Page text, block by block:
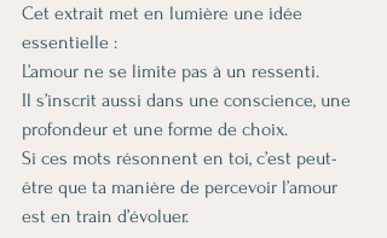
Cet extrait met en lumière une idée
essentielle :
L’amour ne se limite pas à un ressenti.
Il s’inscrit aussi dans une conscience, une
profondeur et une forme de choix.
Si ces mots résonnent en toi, c’est peut-
être que ta manière de percevoir l’amour
est en train d’évoluer.